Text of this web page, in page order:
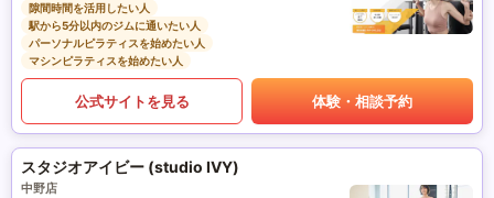
隙間時間を活用したい人
駅から5分以内のジムに通いたい人
パーソナルピラティスを始めたい人
マシンピラティスを始めたい人
公式サイトを見る 体験・相談予約
スタジオアイビー (studio IVY)
中野店